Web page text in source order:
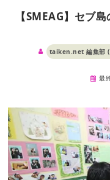
【SMEAG】セブ
taiken.net 編集部 (
最